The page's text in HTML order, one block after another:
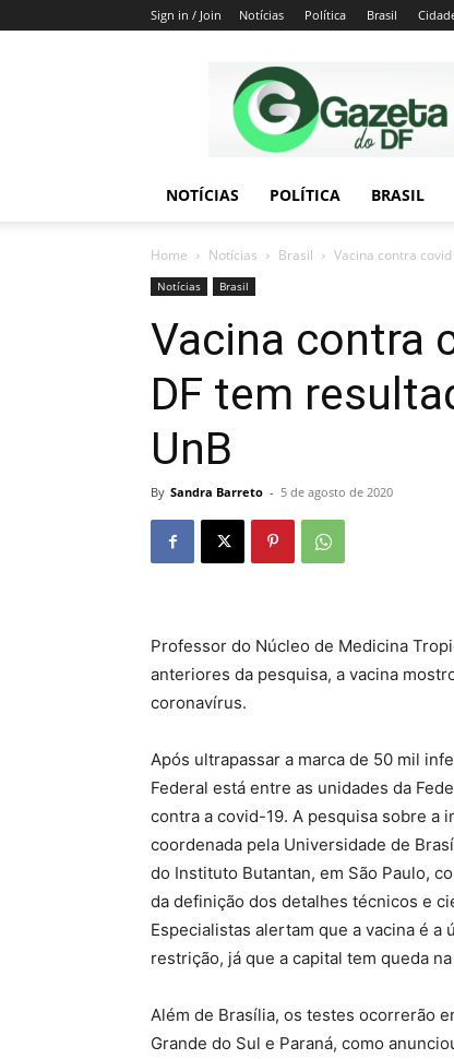
Sign in / Join Notícias Política Brasil
do
DF
NOTÍCIAS POLÍTICA BRASIL
Home Notícias Brasil Vacina contra
Notícias Brasil
Vacina contra
DF tem
UnB
By Sandra Barreto - 5 de agosto de 2020
Professor do Núcleo de Medicina
anteriores da pesquisa, a vacina
coronavírus.
Após ultrapassar a marca de 50 mil
Federal está entre as unidades da
contra a covid-19. A pesquisa sobre a
coordenada pela Universidade de
do Instituto Butantan, em São Paulo,
da definição dos detalhes técnicos e
Especialistas alertam que a vacina é a
restrição, já que a capital tem queda
Além de Brasília, os testes ocorrerão
Grande do Sul e Paraná, como